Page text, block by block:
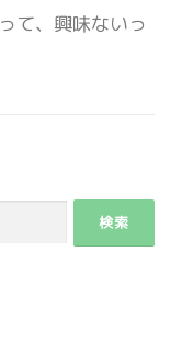
て、興味ないっ